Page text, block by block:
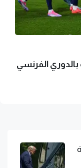
الفرنسي